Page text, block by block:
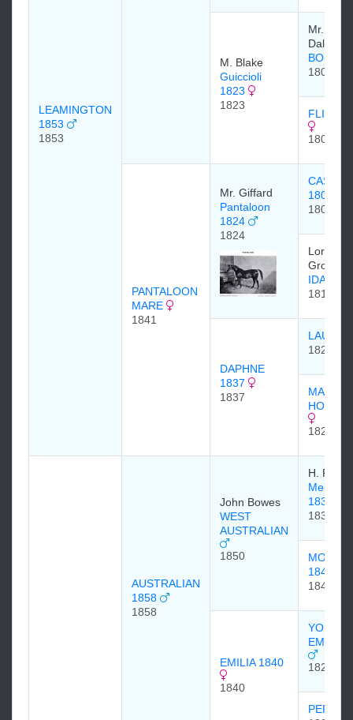
LEAMINGTON
1853
1853
M. Blake
Guiccioli
1823
1823
Mr.
Daly.
BOB
1804
FLIGHT
1809
PANTALOON
MARE
1841
Mr. Giffard
Pantaloon
1824
1824
1801
1801
Lord
IDALIA
1815
DAPHNE
1837
1837
LAUREL
1824
MAID
HONOR
1829
AUSTRALIAN
1858
1858
John Bowes
WEST
AUSTRALIAN
1850
H.
1834
1834
1843
1843
EMILIA 1840
1840
YOUNG
1823